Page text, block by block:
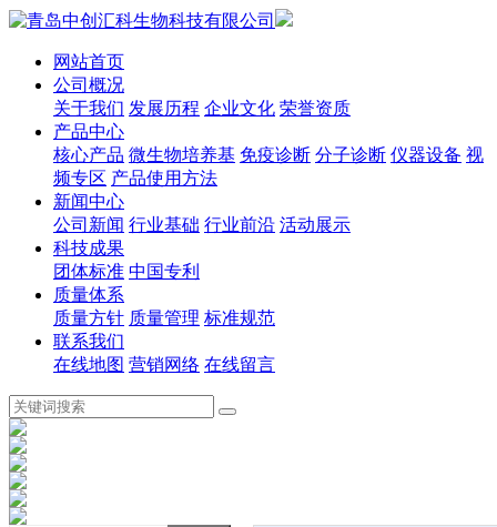
网站首页
公司概况
关于我们 发展历程 企业文化 荣誉资质
产品中心
核心产品 微生物培养基 免疫诊断 分子诊断 仪器设备 视
频专区 产品使用方法
新闻中心
公司新闻 行业基础 行业前沿 活动展示
科技成果
团体标准 中国专利
质量体系
质量方针 质量管理 标准规范
联系我们
在线地图 营销网络 在线留言